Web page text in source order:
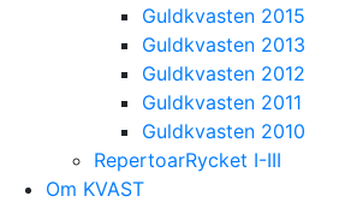
Guldkvasten 2015
Guldkvasten 2013
Guldkvasten 2012
Guldkvasten 2011
Guldkvasten 2010
RepertoarRycket I-III
Om KVAST